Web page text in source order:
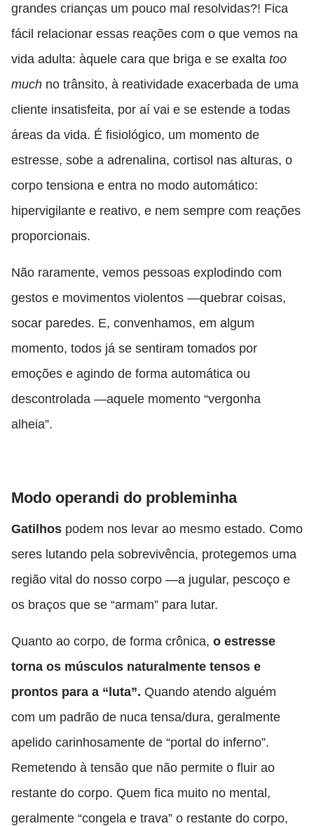
grandes crianças um pouco mal resolvidas?! Fica
fácil relacionar essas reações com o que vemos na
vida adulta: àquele cara que briga e se exalta too
much no trânsito, à reatividade exacerbada de uma
cliente insatisfeita, por aí vai e se estende a todas
áreas da vida. É fisiológico, um momento de
estresse, sobe a adrenalina, cortisol nas alturas, o
corpo tensiona e entra no modo automático:
hipervigilante e reativo, e nem sempre com reações
proporcionais.
Não raramente, vemos pessoas explodindo com
gestos e movimentos violentos —quebrar coisas,
socar paredes. E, convenhamos, em algum
momento, todos já se sentiram tomados por
emoções e agindo de forma automática ou
descontrolada —aquele momento “vergonha
alheia”.
Modo operandi do probleminha
Gatilhos podem nos levar ao mesmo estado. Como
seres lutando pela sobrevivência, protegemos uma
região vital do nosso corpo —a jugular, pescoço e
os braços que se “armam” para lutar.
Quanto ao corpo, de forma crônica, o estresse
torna os músculos naturalmente tensos e
prontos para a “luta”. Quando atendo alguém
com um padrão de nuca tensa/dura, geralmente
apelido carinhosamente de “portal do inferno”.
Remetendo à tensão que não permite o fluir ao
restante do corpo. Quem fica muito no mental,
geralmente “congela e trava” o restante do corpo,